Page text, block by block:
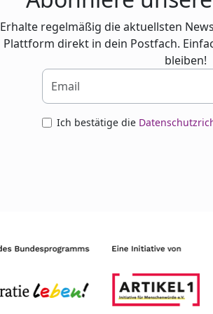
Erhalte regelmäßig die aktuellsten
Plattform direkt in dein Postfach.
bleiben!
Ich bestätige die